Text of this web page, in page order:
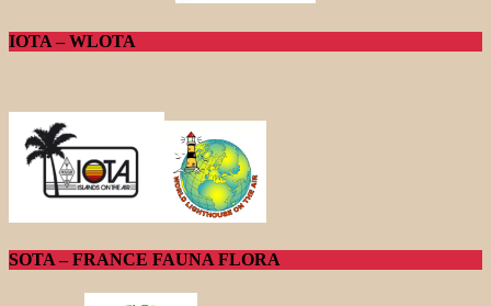
IOTA – WLOTA
SOTA – FRANCE FAUNA FLORA